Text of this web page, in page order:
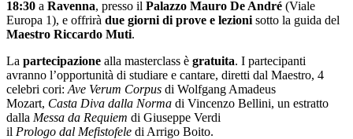
18:30 a Ravenna, presso il Palazzo Mauro De André (Viale
Europa 1), e offrirà due giorni di prove e lezioni sotto la guida del
Maestro Riccardo Muti.
La partecipazione alla masterclass è gratuita. I partecipanti
avranno l’opportunità di studiare e cantare, diretti dal Maestro, 4
celebri cori: Ave Verum Corpus di Wolfgang Amadeus
Mozart, Casta Diva dalla Norma di Vincenzo Bellini, un estratto
dalla Messa da Requiem di Giuseppe Verdi
il Prologo dal Mefistofele di Arrigo Boito.